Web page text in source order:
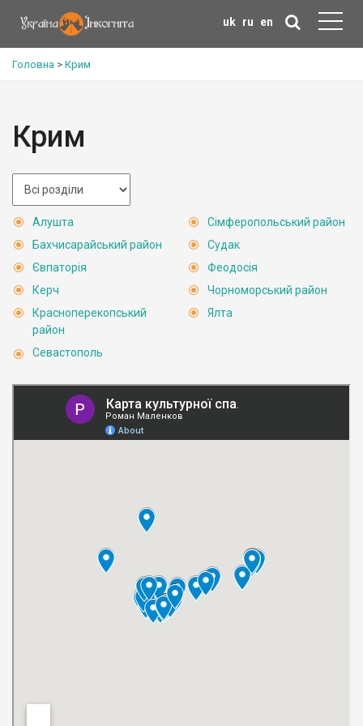
uk ru en
Головна > Крим
Крим
Алушта
Бахчисарайський район
Євпаторія
Керч
Красноперекопський
район
Севастополь
Сімферопольський район
Судак
Феодосія
Чорноморський район
Ялта